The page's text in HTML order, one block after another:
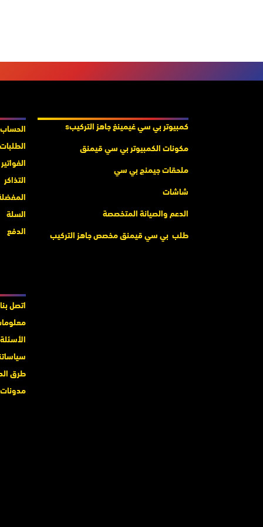
كمبيوتر بي سي غيمينغ جاهز التركيبs
مكونات الكمبيوتر بي سي قيمنق
ملحقات جيمنج بي سي
شاشات
الدعم والصيانة المتخصصة
طلب بي سي قيمنق مخصص جاهز التركيب
الحساب
الطلبات
الفواتير
التذاكر
السلة
الدفع
اتصل بنا
طرق
مدونات